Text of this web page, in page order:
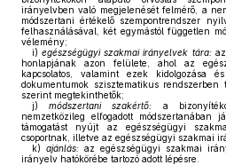
irányelvben való megjelenését felmérő, a
módszertani értékelő szempontrendszer
felhasználásával, két egymástól független
vélemény;
i) egészségügyi szakmai irányelvek tára:az
honlapjának azon felülete, ahol az
kapcsolatos, valamint ezek kidolgozása
dokumentumok szisztematikus rendszerben
szerint megtekinthetők;
j)
módszertani szakértő: a
nemzetközileg elfogadott módszertanában
támogatást nyújt az egészségügyi
csoportnak, illetve az egészségügyi szakmai
k) ajánlás: az egészségügyi szakmai
irányelv hatókörébe tartozó adott lépésre.